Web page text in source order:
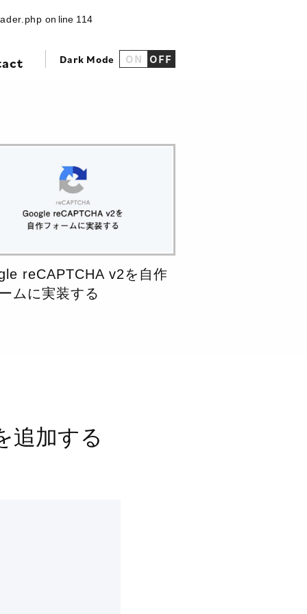
on line 114
Dark Mode ON OFF
reCAPTCHA v2を自作
ムに実装する
追加する